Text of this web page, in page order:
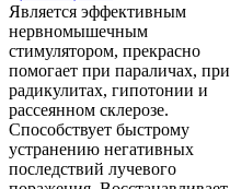
Является эффективным
нервномышечным
стимулятором, прекрасно
помогает при параличах, при
радикулитах, гипотонии и
рассеянном склерозе.
Способствует быстрому
устранению негативных
последствий лучевого